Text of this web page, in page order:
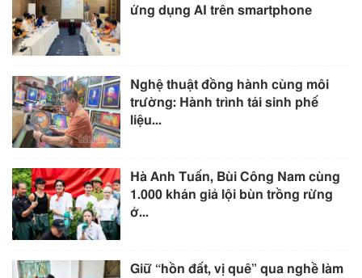
ứng dụng AI trên smartphone
Nghệ thuật đồng hành cùng môi
trường: Hành trình tái sinh phế
liệu...
Hà Anh Tuấn, Bùi Công Nam cùng
1.000 khán giả lội bùn trồng rừng
ở...
Giữ “hồn đất, vị quê” qua nghề làm